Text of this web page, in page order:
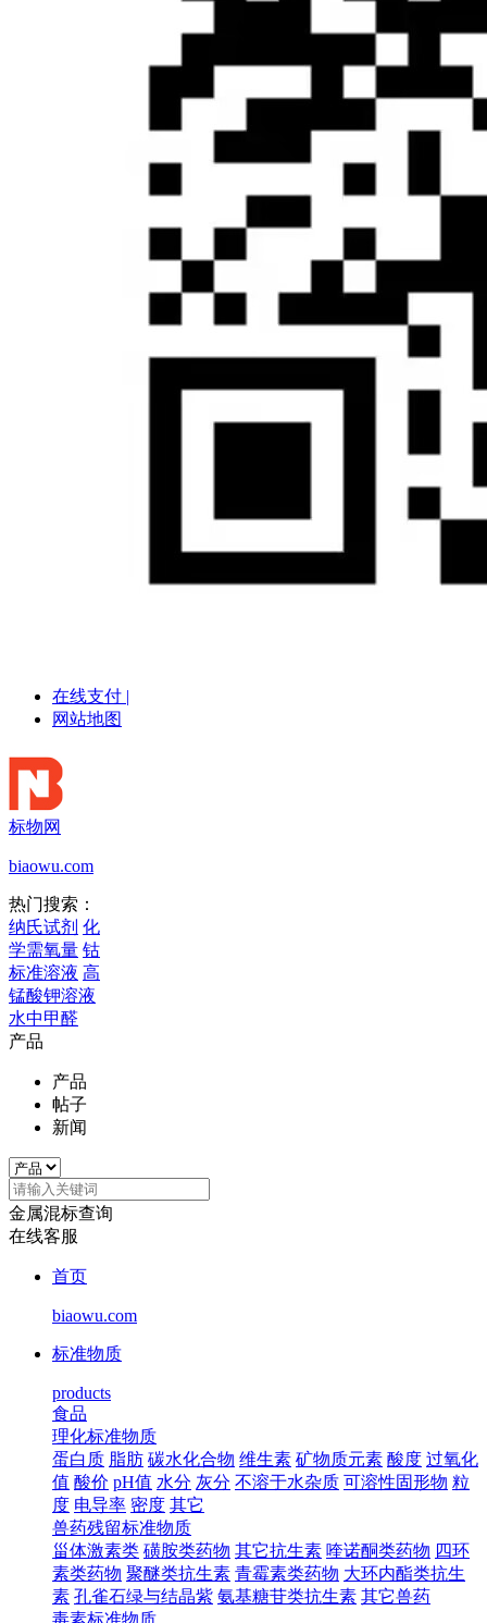
在线支付 |
网站地图
标物网
biaowu.com
热门搜索：
纳氏试剂 化
学需氧量 钴
标准溶液 高
锰酸钾溶液
水中甲醛
产品
产品
帖子
新闻
金属混标查询
在线客服
首页
biaowu.com
标准物质
products
食品
理化标准物质
蛋白质 脂肪 碳水化合物 维生素 矿物质元素 酸度 过氧化
值 酸价 pH值 水分 灰分 不溶于水杂质 可溶性固形物 粒
度 电导率 密度 其它
兽药残留标准物质
甾体激素类 磺胺类药物 其它抗生素 喹诺酮类药物 四环
素类药物 聚醚类抗生素 青霉素类药物 大环内酯类抗生
素 孔雀石绿与结晶紫 氨基糖苷类抗生素 其它兽药
毒素标准物质